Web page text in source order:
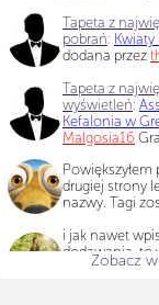
Tapeta z
pobrań:
dodana przez
Tapeta z
wyświetleń:
Kefalonia w
Malgosia16
Powiększyłem
drugiej strony
nazwy. Tagi
i jak nawet
dodawania, to
ogóle ich nie
Zobacz